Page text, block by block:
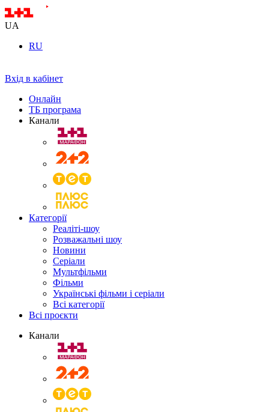
UA
RU
Вхід в кабінет
Онлайн
ТБ програма
Канали
Категорії
Реаліті-шоу
Розважальні шоу
Новини
Серіали
Мультфільми
Фільми
Українські фільми і серіали
Всі категорії
Всі проєкти
Канали